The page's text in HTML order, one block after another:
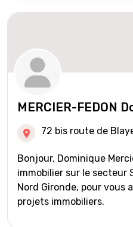
MERCIER-FEDON
72 bis route de
Bonjour, Dominique
immobilier sur le secteur
Nord Gironde, pour vous
projets immobiliers.